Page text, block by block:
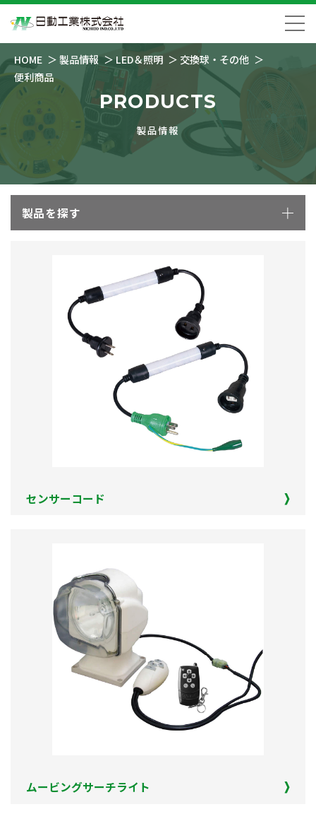
HOME 製品情報 LED＆照明
交換球・その他
便利商品
PRODUCTS
製品情報
製品を探す
センサーコード
ムービングサーチライト